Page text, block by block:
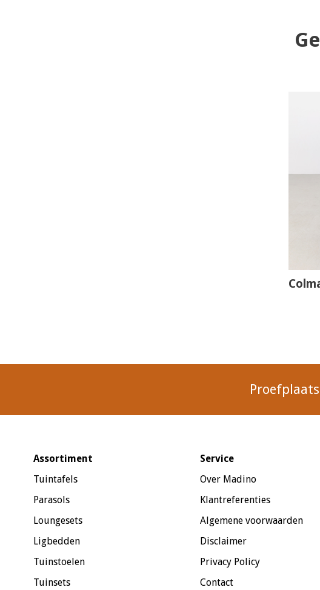
Assortiment
Tuintafels
Parasols
Loungesets
Ligbedden
Tuinstoelen
Tuinsets
Service
Over Madino
Klantreferenties
Algemene voorwaarden
Disclaimer
Privacy Policy
Contact